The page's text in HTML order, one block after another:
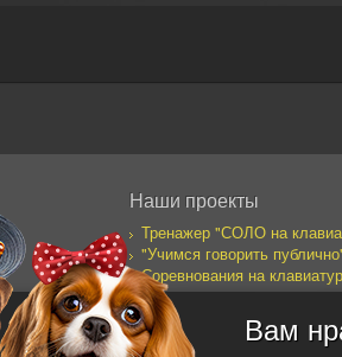
Наши проекты
Тренажер "СОЛО на
"Учимся говорить
Соревнования на
Моя собака желает
Дневник предпринимателя
Все проекты
Вам